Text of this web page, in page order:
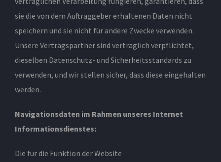
sie die von dem Auftraggeber erhaltenen Daten nicht
speichern und sie nicht für andere Zwecke verwenden.
Unsere Vertragspartner sind vertraglich verpflichtet,
dieselben Datenschutz- und Sicherheitsstandards zu
verwenden, und wir stellen sicher, dass diese eingehalten
werden.
Navigationsdaten im Rahmen unseres Internet
Informationsdienstes:
Die für die Funktion der Website